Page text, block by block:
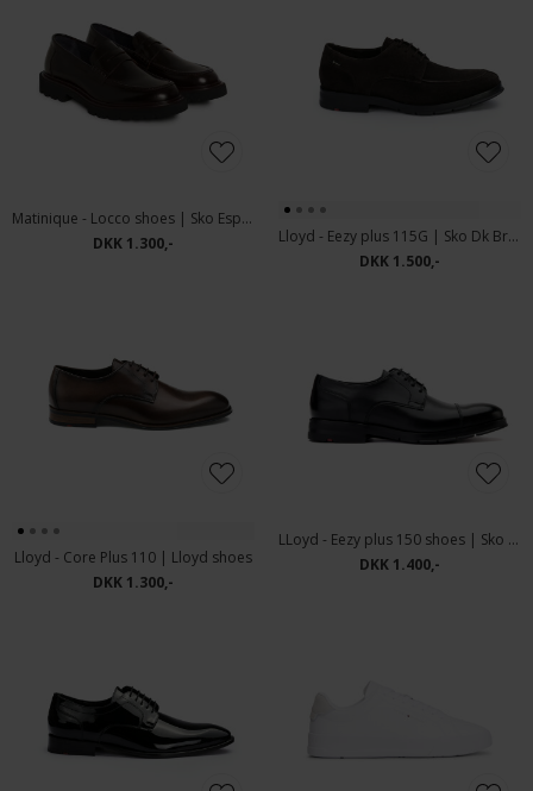
Matinique - Locco shoes | Sko Espresso
DKK 1.300,-
Lloyd - Eezy plus 115G | Sko Dk Brown
DKK 1.500,-
Lloyd - Core Plus 110 | Lloyd shoes
DKK 1.300,-
LLoyd - Eezy plus 150 shoes | Sko Black
DKK 1.400,-